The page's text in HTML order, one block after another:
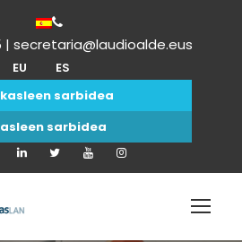
| secretaria@laudioalde.eus
EU
ES
sarbidea
sarbidea